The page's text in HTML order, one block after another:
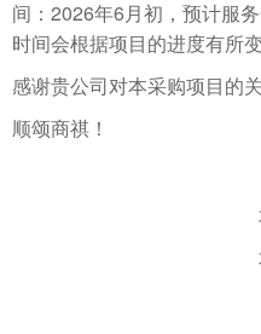
间： 2026年6月初，预计服
时间会根据项目的进度有所变
感谢贵公司对本采购项目的
顺颂商祺！